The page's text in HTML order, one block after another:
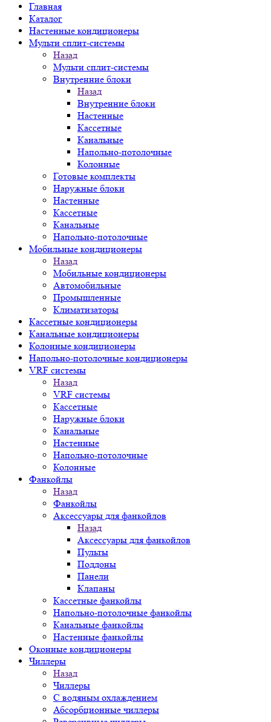
Главная
Каталог
Настенные кондиционеры
Мульти сплит-системы
Назад
Мульти сплит-системы
Внутренние блоки
Назад
Внутренние блоки
Настенные
Кассетные
Канальные
Напольно-потолочные
Колонные
Готовые комплекты
Наружные блоки
Настенные
Кассетные
Канальные
Напольно-потолочные
Мобильные кондиционеры
Назад
Мобильные кондиционеры
Автомобильные
Промышленные
Климатизаторы
Кассетные кондиционеры
Канальные кондиционеры
Колонные кондиционеры
Напольно-потолочные кондиционеры
VRF системы
Назад
VRF системы
Кассетные
Наружные блоки
Канальные
Настенные
Напольно-потолочные
Колонные
Фанкойлы
Назад
Фанкойлы
Аксессуары для фанкойлов
Назад
Аксессуары для фанкойлов
Пульты
Поддоны
Панели
Клапаны
Кассетные фанкойлы
Напольно-потолочные фанкойлы
Канальные фанкойлы
Настенные фанкойлы
Оконные кондиционеры
Чиллеры
Назад
Чиллеры
С водяным охлаждением
Абсорбционные чиллеры